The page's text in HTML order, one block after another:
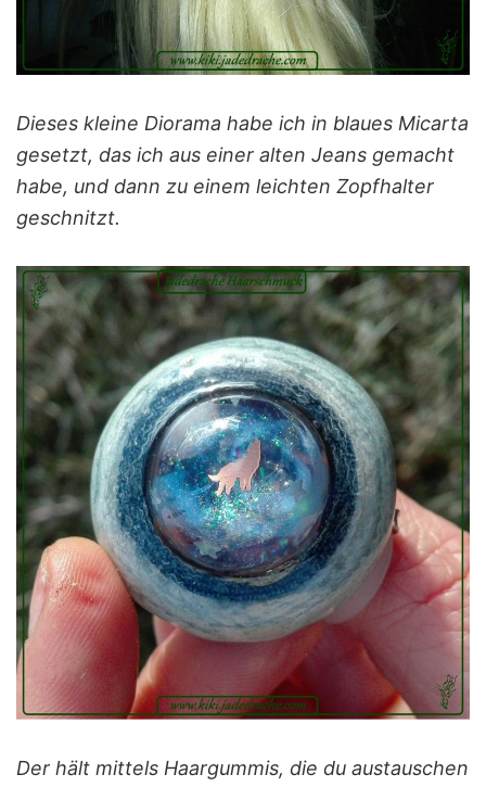
Dieses kleine Diorama habe ich in blaues Micarta
gesetzt, das ich aus einer alten Jeans gemacht
habe, und dann zu einem leichten Zopfhalter
geschnitzt.
Der hält mittels Haargummis, die du austauschen